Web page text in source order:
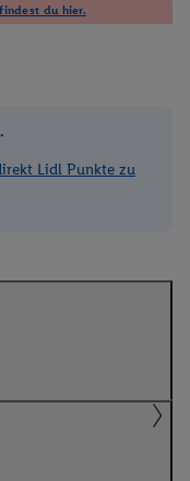
du hier.
Lidl Punkte zu